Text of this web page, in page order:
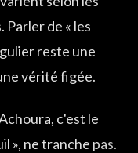
Parler de « les
reste une
vérité figée.
c'est le
», ne tranche pas.